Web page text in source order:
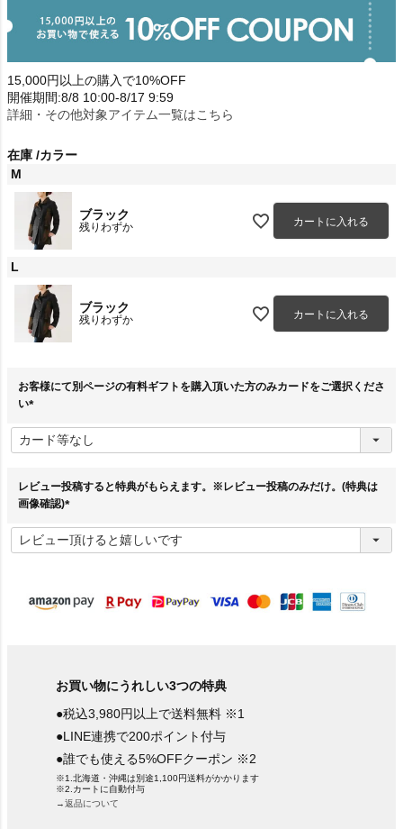
15,000円以上の購入で10%OFF
開催期間:8/8 10:00-8/17 9:59
詳細・その他対象アイテム一覧はこちら
在庫 カラー
M
ブラック
残りわずか カートに入れる
L
ブラック
残りわずか カートに入れる
お客様にて別ページの有料ギフトを購入頂いた方のみカードをご選択くださ
い
必
須
レビュー投稿すると特典がもらえます。※レビュー投稿のみだけ。(特典は
画像確認)
必
須
お買い物にうれしい3つの特典
●税込3,980円以上で送料無料 ※1
●LINE連携で200ポイント付与
●誰でも使える5%OFFクーポン ※2
※1.北海道・沖縄は別途1,100円送料がかかります
※2.カートに自動付与
→返品について